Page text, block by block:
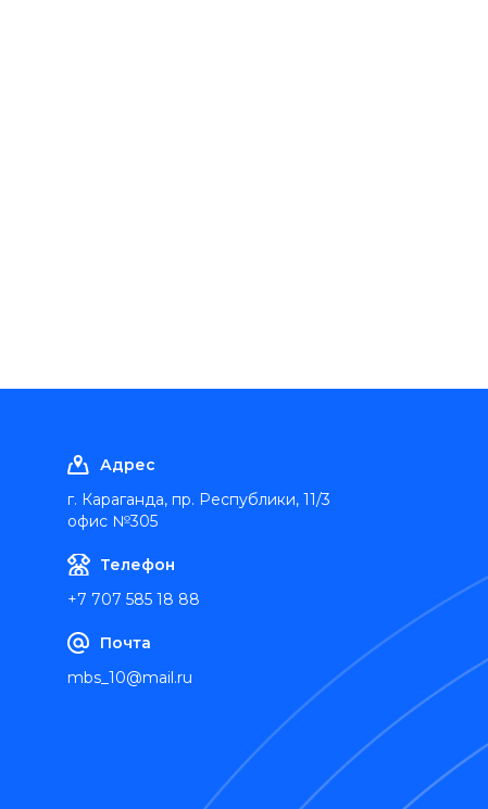
Адрес
г. Караганда, пр. Республики, 11/3
офис №305
Телефон
+7 707 585 18 88
Почта
mbs_10@mail.ru